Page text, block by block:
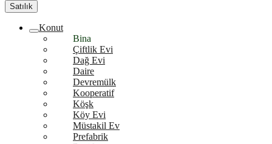
Satılık
Konut
Bina
Çiftlik Evi
Dağ Evi
Daire
Devremülk
Kooperatif
Köşk
Köy Evi
Müstakil Ev
Prefabrik